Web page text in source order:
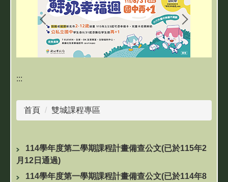
退休教職員專區
雙城課程專區
資訊素養與安全
:::
首頁 雙城課程專區
114學年度第二學期課程計畫備查公文(已於115年2
月12日通過)
114學年度第一學期課程計畫備查公文(已於114年8